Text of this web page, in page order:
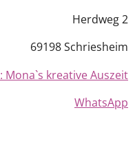
Herdweg 2
69198 Schriesheim
Mona`s kreative Auszeit
WhatsApp